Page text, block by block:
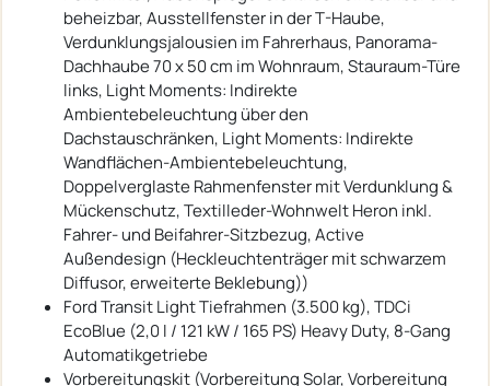
beheizbar, Ausstellfenster in der T-Haube,
Verdunklungsjalousien im Fahrerhaus, Panorama-
Dachhaube 70 x 50 cm im Wohnraum, Stauraum-Türe
links, Light Moments: Indirekte
Ambientebeleuchtung über den
Dachstauschränken, Light Moments: Indirekte
Wandflächen-Ambientebeleuchtung,
Doppelverglaste Rahmenfenster mit Verdunklung &
Mückenschutz, Textilleder-Wohnwelt Heron inkl.
Fahrer- und Beifahrer-Sitzbezug, Active
Außendesign (Heckleuchtenträger mit schwarzem
Diffusor, erweiterte Beklebung))
Ford Transit Light Tiefrahmen (3.500 kg), TDCi
EcoBlue (2,0 l / 121 kW / 165 PS) Heavy Duty, 8-Gang
Automatikgetriebe
Vorbereitungskit (Vorbereitung Solar, Vorbereitung